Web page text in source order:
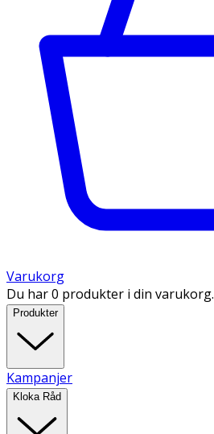
Varukorg
Du har 0 produkter i din varukorg.
Produkter
Kampanjer
Kloka Råd